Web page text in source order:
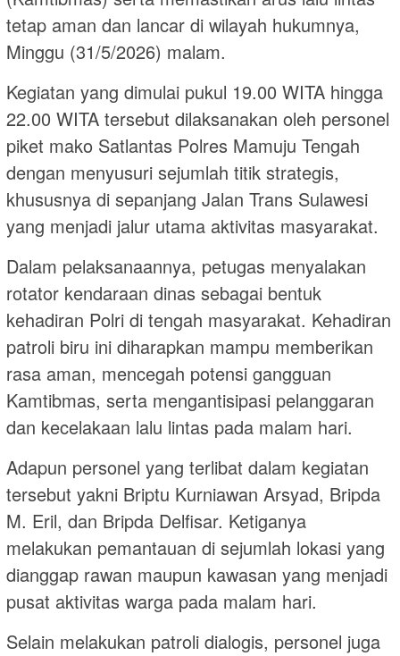
tetap aman dan lancar di wilayah hukumnya,
Minggu (31/5/2026) malam.
Kegiatan yang dimulai pukul 19.00 WITA hingga
22.00 WITA tersebut dilaksanakan oleh personel
piket mako Satlantas Polres Mamuju Tengah
dengan menyusuri sejumlah titik strategis,
khususnya di sepanjang Jalan Trans Sulawesi
yang menjadi jalur utama aktivitas masyarakat.
Dalam pelaksanaannya, petugas menyalakan
rotator kendaraan dinas sebagai bentuk
kehadiran Polri di tengah masyarakat. Kehadiran
patroli biru ini diharapkan mampu memberikan
rasa aman, mencegah potensi gangguan
Kamtibmas, serta mengantisipasi pelanggaran
dan kecelakaan lalu lintas pada malam hari.
Adapun personel yang terlibat dalam kegiatan
tersebut yakni Briptu Kurniawan Arsyad, Bripda
M. Eril, dan Bripda Delfisar. Ketiganya
melakukan pemantauan di sejumlah lokasi yang
dianggap rawan maupun kawasan yang menjadi
pusat aktivitas warga pada malam hari.
Selain melakukan patroli dialogis, personel juga